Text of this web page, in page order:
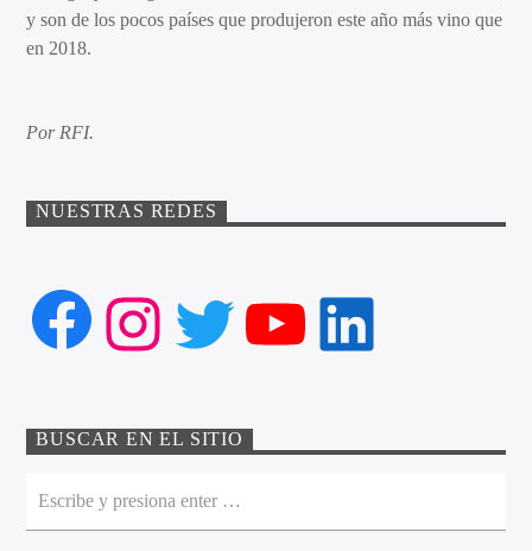
y son de los pocos países que produjeron este año más vino que
en 2018.
Por RFI.
NUESTRAS REDES
Facebook
Instagram
Twitter
YouTube
LinkedIn
BUSCAR EN EL SITIO